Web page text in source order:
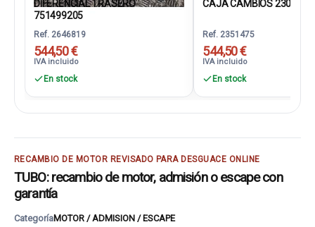
DIFERENCIAL TRASERO
751499205
Ref. 2646819
544,50 €
IVA incluido
En stock
CAJA CAMBIOS
Ref. 2351475
544,50 €
IVA incluido
En stock
RECAMBIO DE MOTOR REVISADO PARA DESGUACE ONLINE
TUBO: recambio de motor, admisión o escape con
garantía
CategoríaMOTOR / ADMISION / ESCAPE